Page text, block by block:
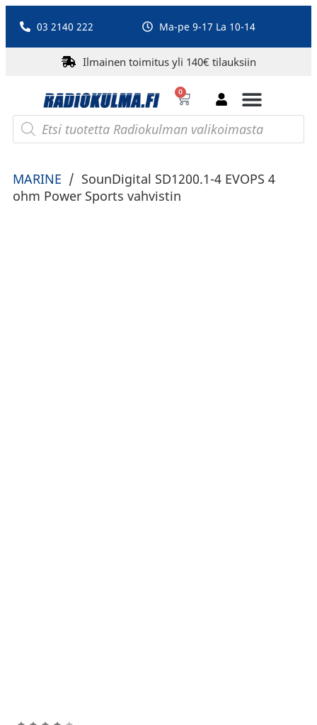
03 2140 222 Ma-pe 9-17 La 10-14
Ilmainen toimitus yli 140€ tilauksiin
0
MARINE / SounDigital SD1200.1-4 EVOPS 4
ohm Power Sports vahvistin